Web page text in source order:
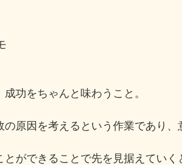
功をちゃんと味わうこと。
原因を考えるという作業であり、
とができることで先を見据えていく